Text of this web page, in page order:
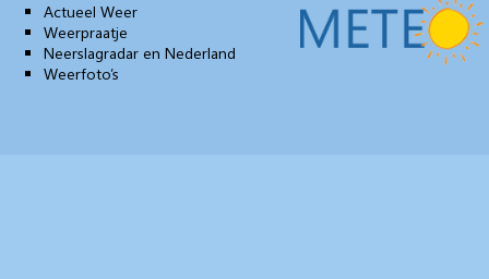
Actueel Weer
Weerpraatje
Neerslagradar en Nederland
Weerfoto’s